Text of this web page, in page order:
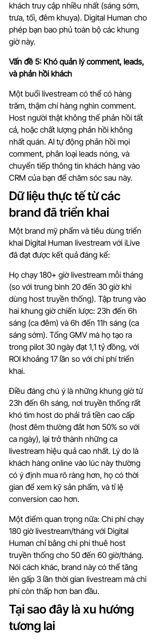
khách truy cập nhiều nhất (sáng sớm,
trưa, tối, đêm khuya). Digital Human cho
phép bạn bao phủ toàn bộ các khung
giờ này.
Vấn đề 5: Khó quản lý comment, leads,
và phản hồi khách
Một buổi livestream có thể có hàng
trăm, thậm chí hàng nghìn comment.
Host người thật không thể phản hồi tất
cả, hoặc chất lượng phản hồi không
nhất quán. AI tự động phản hồi mọi
comment, phân loại leads nóng, và
chuyển tiếp thông tin khách hàng vào
CRM của bạn để chăm sóc sau này.
Dữ liệu thực tế từ các
brand đã triển khai
Một brand mỹ phẩm và tiêu dùng triển
khai Digital Human livestream với iLive
đã đạt được kết quả đáng kể:
Họ chạy 180+ giờ livestream mỗi tháng
(so với trung bình 20 đến 30 giờ khi
dùng host truyền thống). Tập trung vào
hai khung giờ chiến lược: 23h đến 6h
sáng (ca đêm) và 6h đến 11h sáng (ca
sáng sớm). Tổng GMV mà họ tạo ra
trong pilot 30 ngày đạt 1,1 tỷ đồng, với
ROI khoảng 17 lần so với chi phí triển
khai.
Điều đáng chú ý là những khung giờ từ
23h đến 6h sáng, nơi truyền thống rất
khó tìm host do phải trả tiền cao cấp
(host đêm thường đắt hơn 50% so với
ca ngày), lại trở thành những ca
livestream hiệu quả cao nhất. Lý do là
khách hàng online vào lúc này thường
có ý định mua rõ ràng hơn, họ có thời
gian để xem kỹ sản phẩm, và tỉ lệ
conversion cao hơn.
Một điểm quan trọng nữa: Chi phí chạy
180 giờ livestream/tháng với Digital
Human chỉ bằng chi phí thuê host
truyền thống cho 50 đến 60 giờ/tháng.
Nói cách khác, brand này có thể tăng
lên gấp 3 lần thời gian livestream mà chi
phí còn thấp hơn ban đầu.
Tại sao đây là xu hướng
tương lai